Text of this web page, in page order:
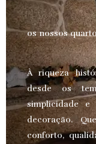
os nossos
À riqueza
desde os
simplicidade
decoração.
conforto,